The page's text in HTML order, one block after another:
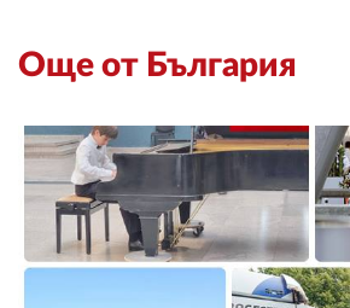
Още от България